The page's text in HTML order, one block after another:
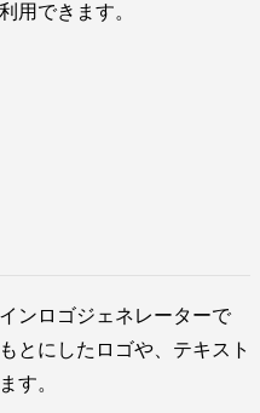
用できます。
ンロゴジェネレーターで
とにしたロゴや、テキスト
す。